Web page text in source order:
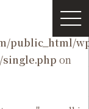
public_html/
on